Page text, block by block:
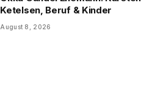
Ketelsen, Beruf & Kinder
August 8, 2026